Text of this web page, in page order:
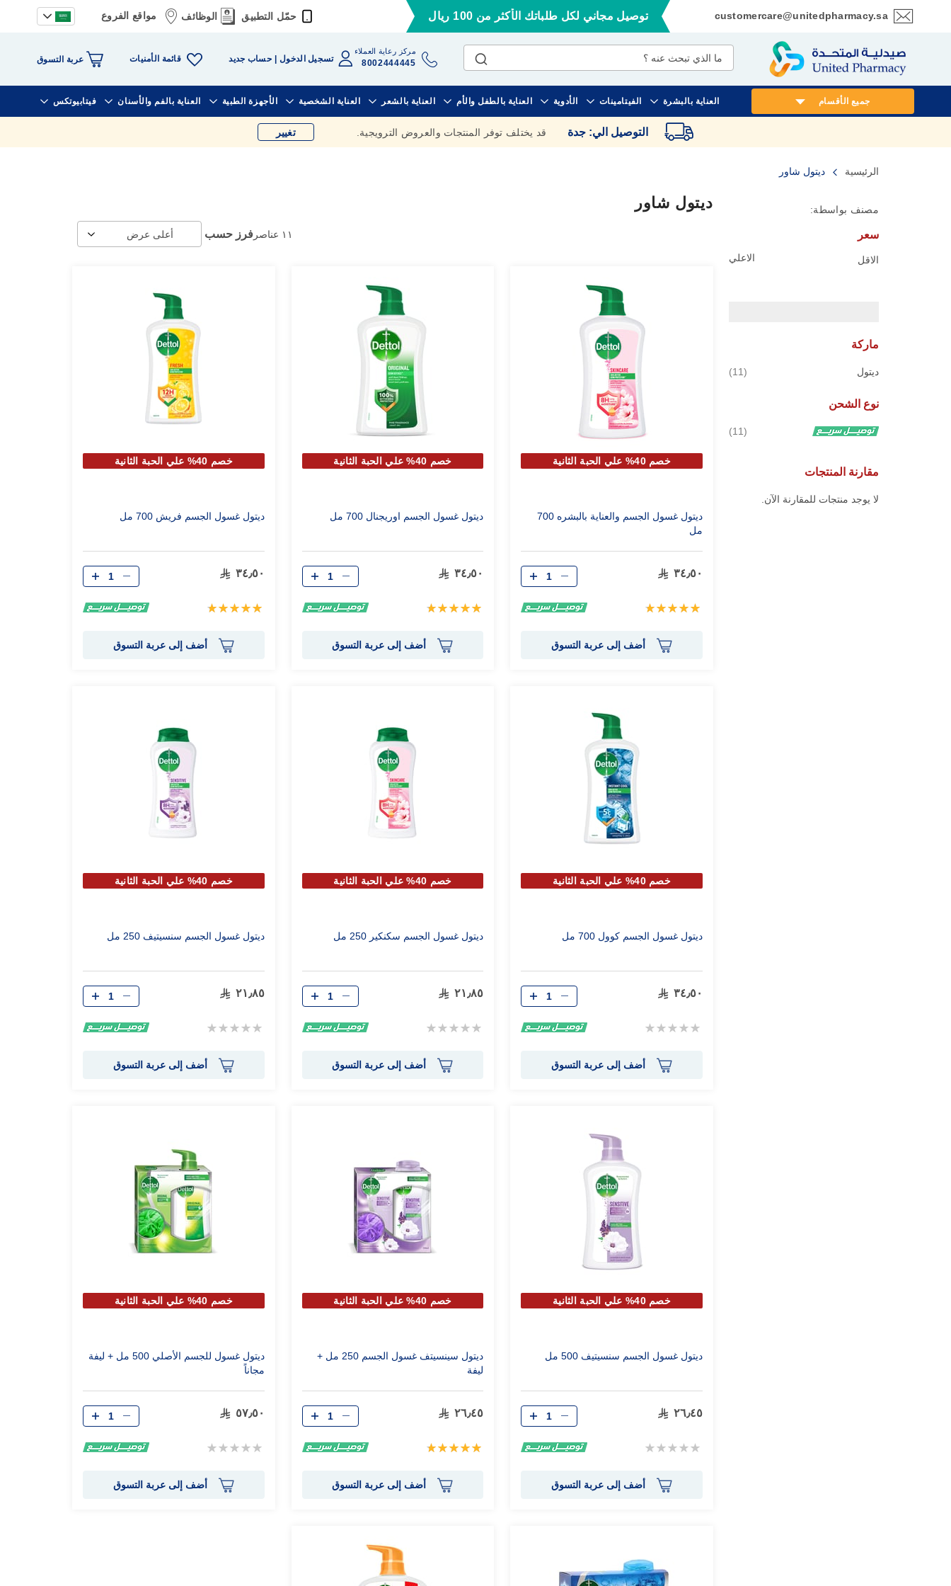
customercare@unitedpharmacy.sa
تخطي
المحتوى
توصيل مجاني لكل طلباتك الأكثر من 100 ريال حمّل التطبيق الوظائف مواقع الفروع
مركز رعاية العملاء
8002444445 تسجيل الدخول حساب جديد قائمة الأمنيات عربة التسوق
العناية بالبشرة الفيتامينات الأدوية العناية بالطفل والأم العناية بالشعر العناية الشخصية الأجهزة الطبية العناية بالفم والأسنان فيتابيوتكس جميع الأقسام
التوصيل الي: جدة قد يختلف توفر المنتجات والعروض الترويجية. تغيير
الرئيسية ديتول شاور
ديتول شاور
١١ عناصر فرز حسب
خصم 40% علي الحبة الثانية
ديتول غسول الجسم والعناية بالبشره 700
مل
٣٤٫٥٠
تقييم:
الكمية
أضف إلى عربة التسوق
خصم 40% علي الحبة الثانية
ديتول غسول الجسم اوريجنال 700 مل
٣٤٫٥٠
تقييم:
الكمية
أضف إلى عربة التسوق
خصم 40% علي الحبة الثانية
ديتول غسول الجسم فريش 700 مل
٣٤٫٥٠
تقييم:
الكمية
أضف إلى عربة التسوق
خصم 40% علي الحبة الثانية
ديتول غسول الجسم كوول 700 مل
٣٤٫٥٠
Rating:
الكمية
أضف إلى عربة التسوق
خصم 40% علي الحبة الثانية
ديتول غسول الجسم سكنكير 250 مل
٢١٫٨٥
Rating:
الكمية
أضف إلى عربة التسوق
خصم 40% علي الحبة الثانية
ديتول غسول الجسم سنسيتيف 250 مل
٢١٫٨٥
Rating:
الكمية
أضف إلى عربة التسوق
خصم 40% علي الحبة الثانية
ديتول غسول الجسم سنسيتيف 500 مل
٢٦٫٤٥
Rating:
الكمية
أضف إلى عربة التسوق
خصم 40% علي الحبة الثانية
ديتول سينسيتف غسول الجسم 250 مل +
ليفة
٢٦٫٤٥
تقييم:
الكمية
أضف إلى عربة التسوق
خصم 40% علي الحبة الثانية
ديتول غسول للجسم الأصلي 500 مل + ليفة
مجاناً
٥٧٫٥٠
Rating:
الكمية
أضف إلى عربة التسوق
مصنف بواسطة:
سعر
الاقل الاعلي
ماركة
ديتول 11قطع
نوع الشحن
11قطع
مقارنة المنتجات
لا يوجد منتجات للمقارنة الآن.